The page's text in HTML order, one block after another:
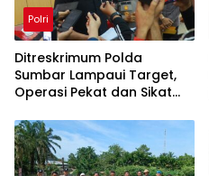
Polri
Ditreskrimum Polda
Sumbar Lampaui Target,
Operasi Pekat dan Sikat
Hasil Maksimal